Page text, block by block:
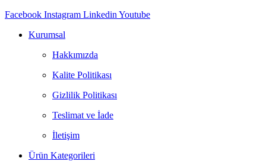
Facebook Instagram Linkedin Youtube
Kurumsal
Hakkımızda
Kalite Politikası
Gizlilik Politikası
Teslimat ve İade
İletişim
Ürün Kategorileri